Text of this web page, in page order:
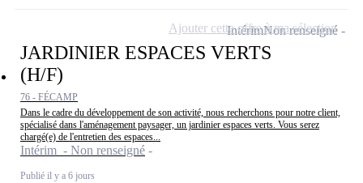
JARDINIER ESPACES VERTS
(H/F)
76 - FÉCAMP
Dans le cadre du développement de son activité, nous recherchons pour notre client,
spécialisé dans l'aménagement paysager, un jardinier espaces verts. Vous serez
chargé(e) de l'entretien des espaces...
Intérim - Non renseigné
Publié il y a 6 jours
IntérimNon renseigné
Ajouter cette offre à ma sélection